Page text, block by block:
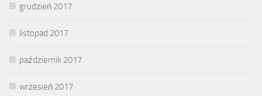
grudzień 2017
listopad 2017
październik 2017
wrzesień 2017